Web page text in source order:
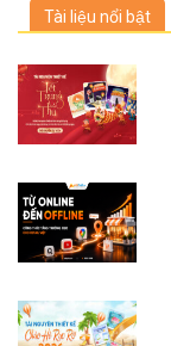
Tài liệu nổi bật